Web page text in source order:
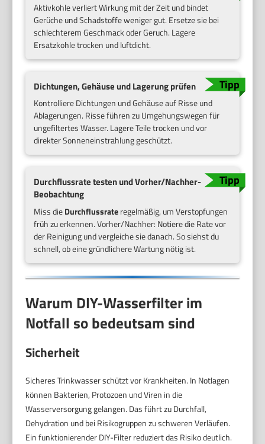
Aktivkohle verliert Wirkung mit der Zeit und bindet
Gerüche und Schadstoffe weniger gut. Ersetze sie bei
schlechterem Geschmack oder Geruch. Lagere
Ersatzkohle trocken und luftdicht.
Dichtungen, Gehäuse und Lagerung prüfen
Kontrolliere Dichtungen und Gehäuse auf Risse und
Ablagerungen. Risse führen zu Umgehungswegen für
ungefiltertes Wasser. Lagere Teile trocken und vor
direkter Sonneneinstrahlung geschützt.
Durchflussrate testen und Vorher/Nachher-
Beobachtung
Miss dieDurchflussrateregelmäßig, um Verstopfungen
früh zu erkennen. Vorher/Nachher: Notiere die Rate vor
der Reinigung und vergleiche sie danach. So siehst du
schnell, ob eine gründlichere Wartung nötig ist.
Warum DIY-Wasserfilter im
Notfall so bedeutsam sind
Sicherheit
Sicheres Trinkwasser schützt vor Krankheiten. In Notlagen
können Bakterien, Protozoen und Viren in die
Wasserversorgung gelangen. Das führt zu Durchfall,
Dehydration und bei Risikogruppen zu schweren Verläufen.
Ein funktionierender DIY-Filter reduziert das Risiko deutlich.